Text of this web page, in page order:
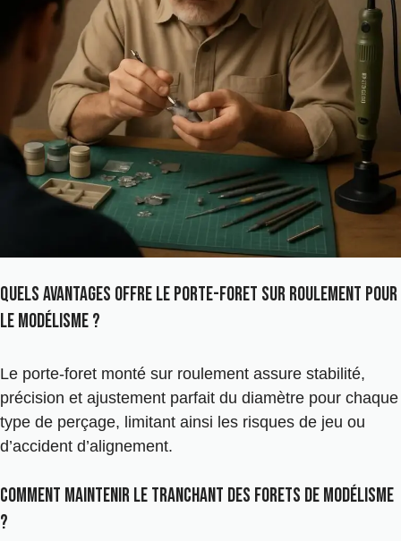
Quels avantages offre le porte-foret sur roulement pour
le modélisme ?
Le porte-foret monté sur roulement assure stabilité,
précision et ajustement parfait du diamètre pour chaque
type de perçage, limitant ainsi les risques de jeu ou
d’accident d’alignement.
Comment maintenir le tranchant des forets de modélisme
?